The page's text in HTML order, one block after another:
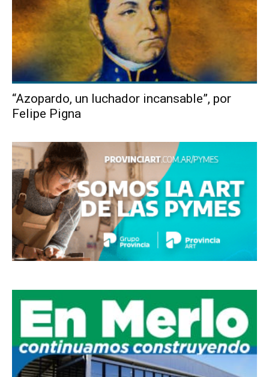
“Azopardo, un luchador incansable”, por
Felipe Pigna